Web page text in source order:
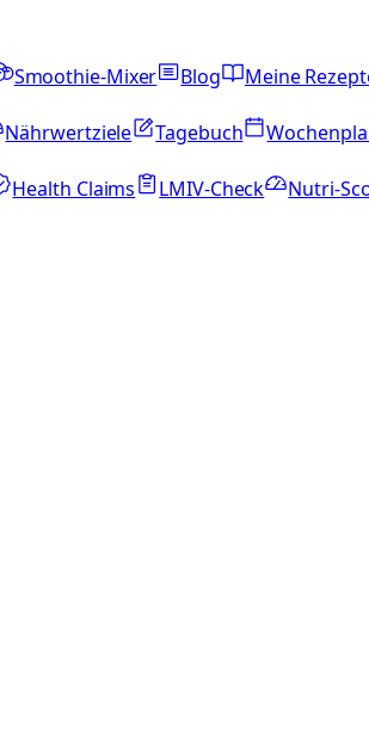
Smoothie-Mixer Blog
Meine
Nährwertziele Tagebuch
Health Claims LMIV-Check Nutri-